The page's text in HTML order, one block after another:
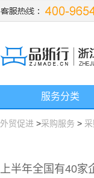
服务分类
外贸促进 >采购服务 >
上半年全国有40家